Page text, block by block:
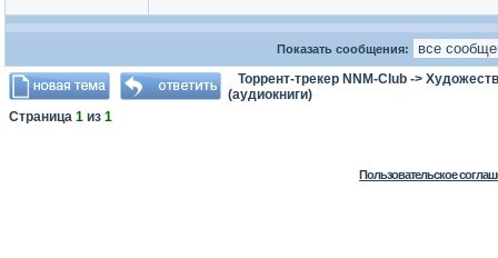
Показать сообщения:
Торрент-трекер NNM-Club ->
(аудиокниги)
Страница 1 из 1
Пользовательское